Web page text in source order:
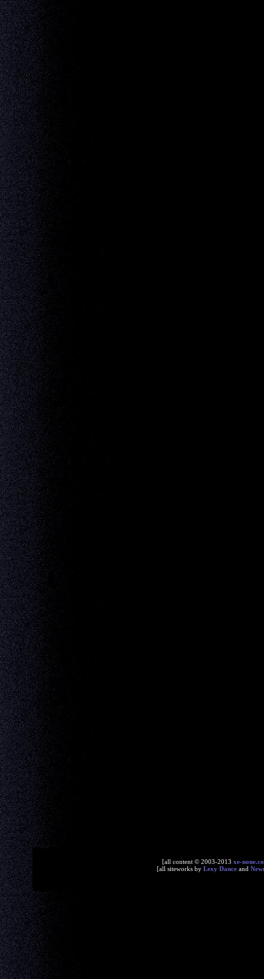
[all content © 2003-2013 xe-
[all siteworks by Lexy Danceand